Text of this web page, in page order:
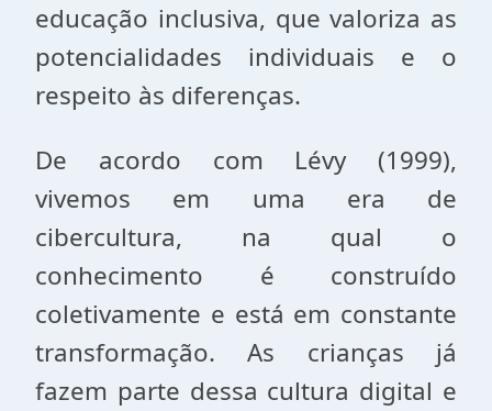
educação inclusiva, que valoriza as
potencialidades individuais e o
respeito às diferenças.
De acordo com Lévy (1999),
vivemos em uma era de
cibercultura, na qual o
conhecimento é construído
coletivamente e está em constante
transformação. As crianças já
fazem parte dessa cultura digital e